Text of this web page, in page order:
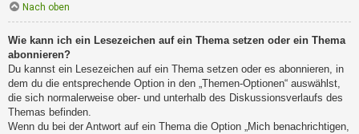
Nach oben
Wie kann ich ein Lesezeichen auf ein Thema setzen oder ein Thema
abonnieren?
Du kannst ein Lesezeichen auf ein Thema setzen oder es abonnieren, in
dem du die entsprechende Option in den „Themen-Optionen“ auswählst,
die sich normalerweise ober- und unterhalb des Diskussionsverlaufs des
Themas befinden.
Wenn du bei der Antwort auf ein Thema die Option „Mich benachrichtigen,